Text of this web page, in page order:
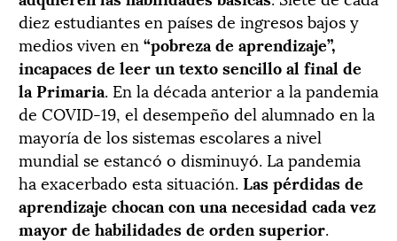
diez estudiantes en países de ingresos bajos y
medios viven en “pobreza de aprendizaje”,
incapaces de leer un texto sencillo al final de
la Primaria. En la década anterior a la pandemia
de COVID-19, el desempeño del alumnado en la
mayoría de los sistemas escolares a nivel
mundial se estancó o disminuyó. La pandemia
ha exacerbado esta situación.Las pérdidas de
aprendizaje chocan con una necesidad cada vez
mayor de habilidades de orden superior.